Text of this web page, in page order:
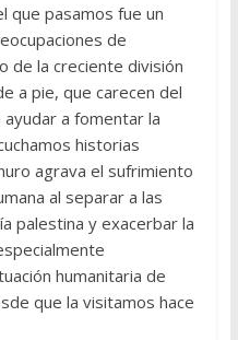
que pasamos fue un
de
de la creciente división
a pie, que carecen del
a fomentar la
historias
agrava el sufrimiento
al separar a las
palestina y exacerbar la
humanitaria de
que la visitamos hace